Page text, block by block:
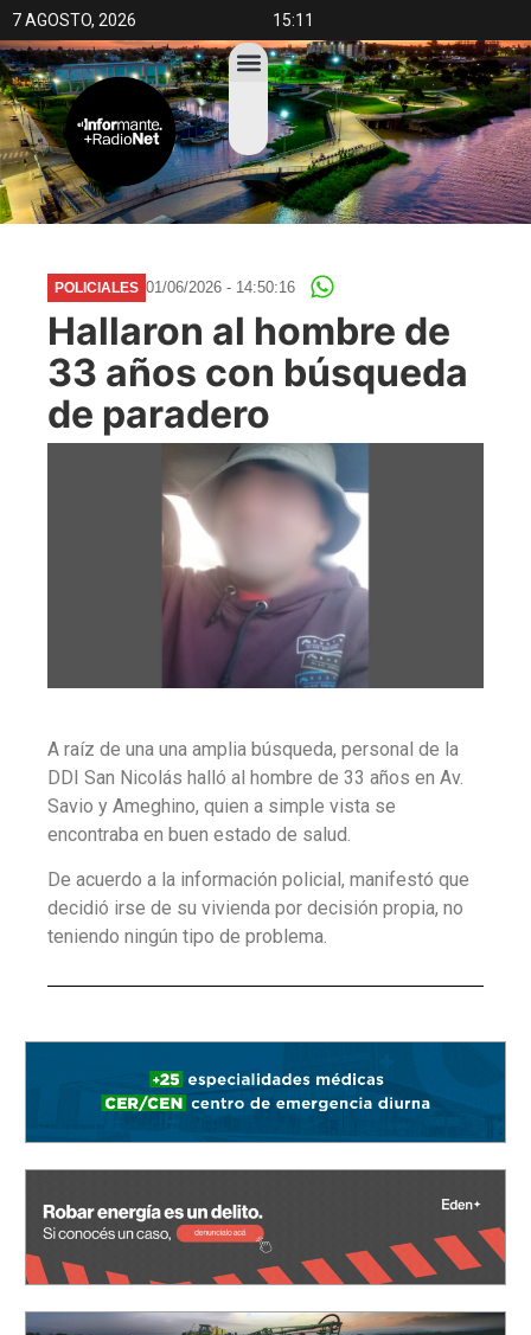
7 AGOSTO, 2026 15:11
POLICIALES 01/06/2026 - 14:50:16
Hallaron al hombre de
33 años con búsqueda
de paradero
A raíz de una una amplia búsqueda, personal de la
DDI San Nicolás halló al hombre de 33 años en Av.
Savio y Ameghino, quien a simple vista se
encontraba en buen estado de salud.
De acuerdo a la información policial, manifestó que
decidió irse de su vivienda por decisión propia, no
teniendo ningún tipo de problema.